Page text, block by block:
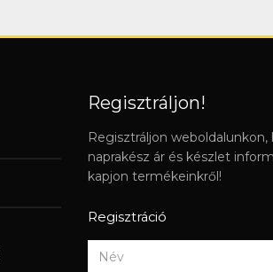
Regisztráljon!
Regisztráljon weboldalunkon,
naprakész ár és készlet
kapjon termékeinkről!
Regisztráció